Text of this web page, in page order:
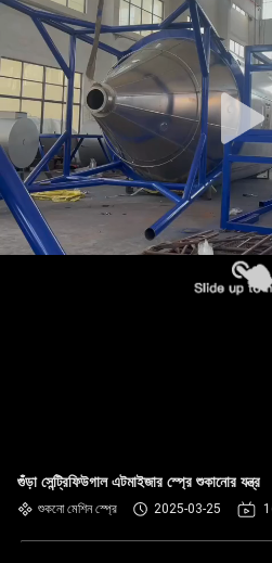
গুঁড়া সেন্ট্রিফিউগাল এটমাইজার স্প্রে শুকানোর যন্ত্র
শুকনো মেশিন স্প্রে 2025-03-25